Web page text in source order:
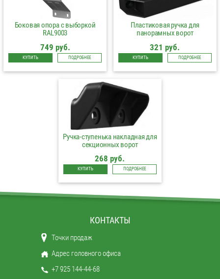
Боковая опора с выборкой
RAL9003
749 руб.
КУПИТЬ ПОДРОБНЕЕ
Пластиковая ручка для
панорамных ворот
321 руб.
КУПИТЬ ПОДРОБНЕЕ
Ручка-ступенька накладная для
секционных ворот
268 руб.
КУПИТЬ ПОДРОБНЕЕ
КОНТАКТЫ
Точки продаж
Адрес головного офиса
+7 925 144-44-68